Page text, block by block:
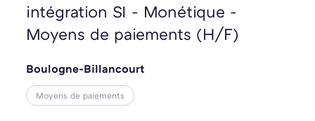
intégration SI - Monétique -
Moyens de paiements (H/F)
Boulogne-Billancourt
Moyens de paiements